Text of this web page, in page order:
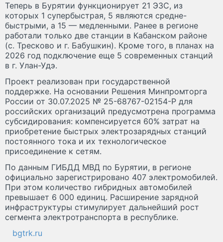
Теперь в Бурятии функционирует 21 ЭЗС, из
которых 1 супербыстрая, 5 являются средне-
быстрыми, а 15 — медленными. Ранее в регионе
работали только две станции в Кабанском районе
(с. Тресково и г. Бабушкин). Кроме того, в планах на
2026 год подключение еще 5 современных станций
в г. Улан-Удэ.
Проект реализован при государственной
поддержке. На основании Решения Минпромторга
России от 30.07.2025 № 25-68767-02154-Р для
российских организаций предусмотрена программа
субсидирования: компенсируется 60% затрат на
приобретение быстрых электрозарядных станций
постоянного тока и их технологическое
присоединение к сетям.
По данным ГИБДД МВД по Бурятии, в регионе
официально зарегистрировано 407 электромобилей.
При этом количество гибридных автомобилей
превышает 6 000 единиц. Расширение зарядной
инфраструктуры стимулирует дальнейший рост
сегмента электротранспорта в республике.
bgtrk.ru